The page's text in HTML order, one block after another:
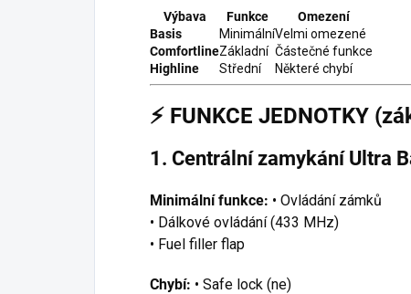
Výbava Funkce
Omezení
Basis
MinimálníVelmi omezené
ComfortlineZákladní Částečné funkce
Highline
Střední Některé chybí
⚡ FUNKCE JEDNOTKY
1. Centrální zamykání Ultra
Minimální funkce: • Ovládání zámků
• Dálkové ovládání (433 MHz)
• Fuel filler flap
Chybí: • Safe lock (ne)